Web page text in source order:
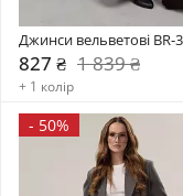
Джинси вельветові BR-
827 ₴ 1 839 ₴
+ 1 колір
- 50%